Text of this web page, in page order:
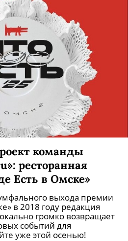
команды
ресторанная
Есть в Омске»
выхода премии
в 2018 году редакция
громко возвращает
событий для
уже этой осенью!